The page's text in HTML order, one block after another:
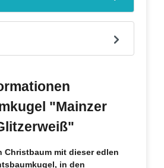
"Mainzer
Christbaum mit dieser edlen
in den